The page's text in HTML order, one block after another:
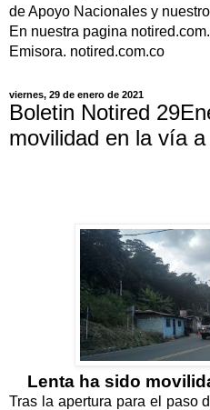
de Apoyo Nacionales y
En nuestra pagina
Emisora. notired.com.co
viernes, 29 de enero de 2021
Boletin Notired
movilidad en la vía
Lenta ha sido
Tras la apertura para el paso